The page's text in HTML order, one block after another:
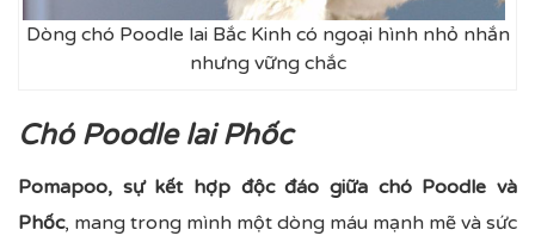
Dòng chó Poodle lai Bắc Kinh có ngoại hình nhỏ nhắn
nhưng vững chắc
Chó Poodle lai Phốc
Pomapoo, sự kết hợp độc đáo giữa chó Poodle và
Phốc, mang trong mình một dòng máu mạnh mẽ và sức